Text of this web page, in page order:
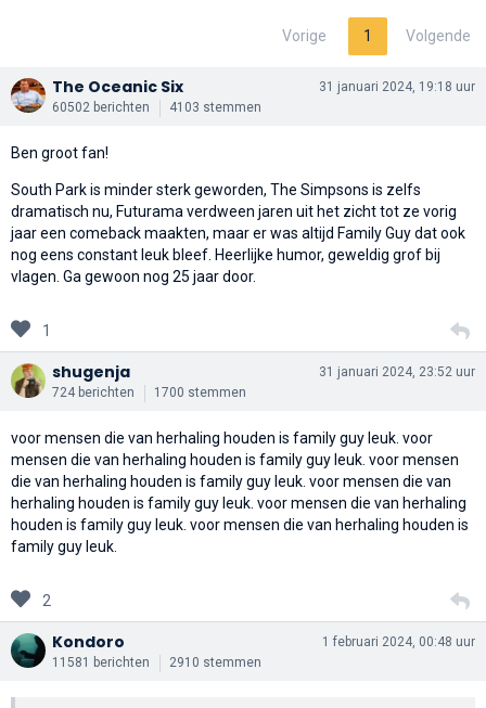
Vorige 1 Volgende
The Oceanic Six
60502 berichten 4103 stemmen
31 januari 2024, 19:18 uur
Ben groot fan!
South Park is minder sterk geworden, The Simpsons is zelfs
dramatisch nu, Futurama verdween jaren uit het zicht tot ze vorig
jaar een comeback maakten, maar er was altijd Family Guy dat ook
nog eens constant leuk bleef. Heerlijke humor, geweldig grof bij
vlagen. Ga gewoon nog 25 jaar door.
1
shugenja
724 berichten 1700 stemmen
31 januari 2024, 23:52 uur
voor mensen die van herhaling houden is family guy leuk. voor
mensen die van herhaling houden is family guy leuk. voor mensen
die van herhaling houden is family guy leuk. voor mensen die van
herhaling houden is family guy leuk. voor mensen die van herhaling
houden is family guy leuk. voor mensen die van herhaling houden is
family guy leuk.
2
Kondoro
11581 berichten 2910 stemmen
1 februari 2024, 00:48 uur